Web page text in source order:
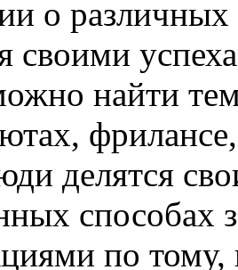
о различных
своими
найти
делятся
способах
по тому,